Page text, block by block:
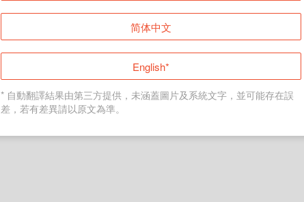
返回首頁
简体中文
English*
* 自動翻譯結果由第三方提供，未涵蓋圖片及系統文字，並可能存在誤
差，若有差異請以原文為準。